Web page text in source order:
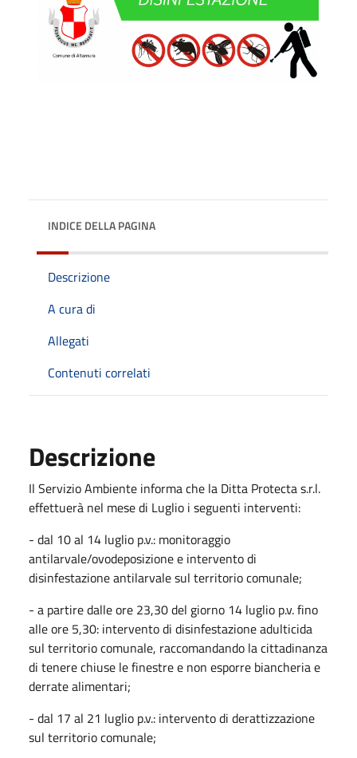
INDICE DELLA PAGINA
Descrizione
A cura di
Allegati
Contenuti correlati
Descrizione
Il Servizio Ambiente informa che la Ditta Protecta s.r.l.
effettuerà nel mese di Luglio i seguenti interventi:
- dal 10 al 14 luglio p.v.: monitoraggio
antilarvale/ovodeposizione e intervento di
disinfestazione antilarvale sul territorio comunale;
- a partire dalle ore 23,30 del giorno 14 luglio p.v. fino
alle ore 5,30: intervento di disinfestazione adulticida
sul territorio comunale, raccomandando la cittadinanza
di tenere chiuse le finestre e non esporre biancheria e
derrate alimentari;
- dal 17 al 21 luglio p.v.: intervento di derattizzazione
sul territorio comunale;